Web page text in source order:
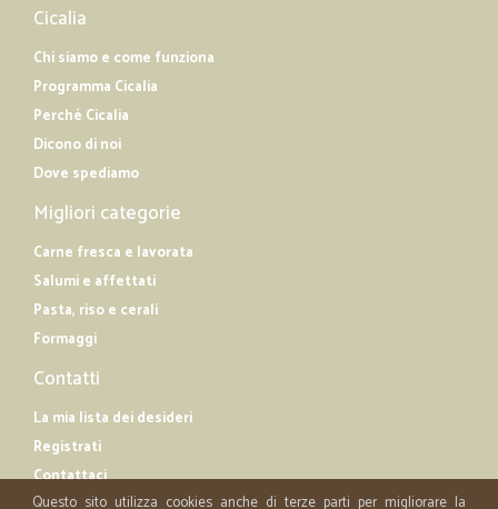
Cicalia
Chi siamo e come funziona
Programma Cicalia
Perché Cicalia
Dicono di noi
Dove spediamo
Migliori categorie
Carne fresca e lavorata
Salumi e affettati
Pasta, riso e cerali
Formaggi
Contatti
La mia lista dei desideri
Registrati
Contattaci
Questo sito utilizza cookies anche di terze parti per migliorare la